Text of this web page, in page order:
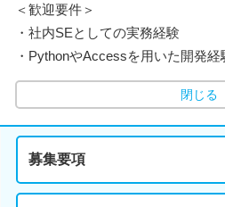
＜歓迎要件＞
・社内SEとしての実務経験
・PythonやAccessを用いた開発経
閉じる
募集要項